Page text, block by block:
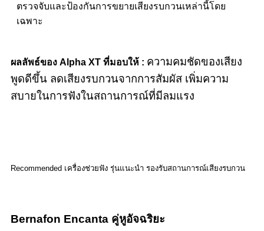
ตรวจจับและป้องกันการขยายเสียงรบกวนเหล่านี้โดย
เฉพาะ
ผลลัพธ์ของ Alpha XT ที่มอบให้ : ความคมชัดของเสียง
พูดดีขึ้น ลดเสียงรบกวนจากการสัมผัส เพิ่มความ
สบายในการฟังในสถานการณ์ที่มีลมแรง
Recommended เครื่องช่วยฟัง รุ่นแนะนำ รองรับสถานการณ์เสียงรบกวน
Bernafon Encanta คู่หูอัจฉริยะ